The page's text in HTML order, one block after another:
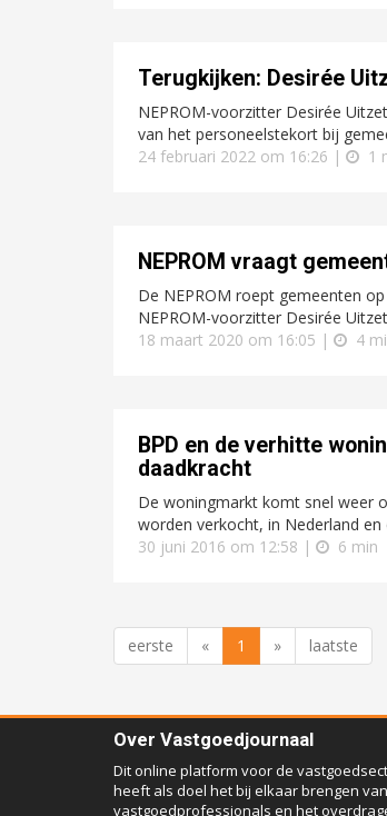
Terugkijken: Desirée
NEPROM-voorzitter Desirée
van het personeelstekort bij
24 februari 2022 om 16:26 |
1
NEPROM vraagt
De NEPROM roept gemeenten
NEPROM-voorzitter Desirée
18 maart 2020 om 16:05 |
4
BPD en de verhitte
daadkracht
De woningmarkt komt snel weer
worden verkocht, in Nederland en
30 juni 2016 om 12:58 |
6 min
eerste « 1 » laatste
Over Vastgoedjournaal
Dit online platform voor de
heeft als doel het bij elkaar brengen van
vastgoedprofessionals en het